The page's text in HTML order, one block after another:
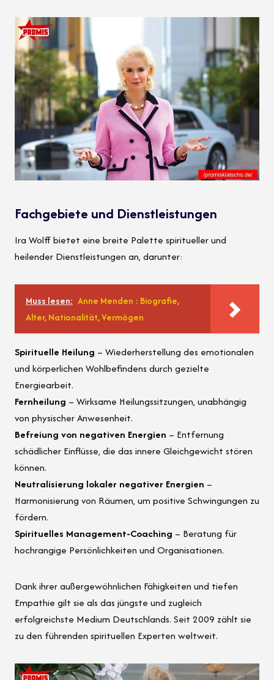
Fachgebiete und Dienstleistungen
Ira Wolff bietet eine breite Palette spiritueller und
heilender Dienstleistungen an, darunter:
Muss lesen: Anne Menden : Biografie,
Alter, Nationalität, Vermögen
Spirituelle Heilung – Wiederherstellung des emotionalen
und körperlichen Wohlbefindens durch gezielte
Energiearbeit.
Fernheilung – Wirksame Heilungssitzungen, unabhängig
von physischer Anwesenheit.
Befreiung von negativen Energien – Entfernung
schädlicher Einflüsse, die das innere Gleichgewicht stören
können.
Neutralisierung lokaler negativer Energien –
Harmonisierung von Räumen, um positive Schwingungen zu
fördern.
Spirituelles Management-Coaching – Beratung für
hochrangige Persönlichkeiten und Organisationen.
Dank ihrer außergewöhnlichen Fähigkeiten und tiefen
Empathie gilt sie als das jüngste und zugleich
erfolgreichste Medium Deutschlands. Seit 2009 zählt sie
zu den führenden spirituellen Experten weltweit.